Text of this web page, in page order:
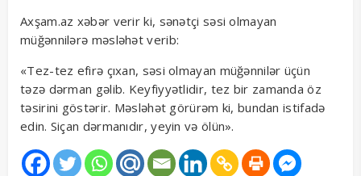
Axşam.az xəbər verir ki, sənətçi səsi olmayan
müğənnilərə məsləhət verib:
«Tez-tez efirə çıxan, səsi olmayan müğənnilər üçün
təzə dərman gəlib. Keyfiyyətlidir, tez bir zamanda öz
təsirini göstərir. Məsləhət görürəm ki, bundan istifadə
edin. Siçan dərmanıdır, yeyin və ölün».